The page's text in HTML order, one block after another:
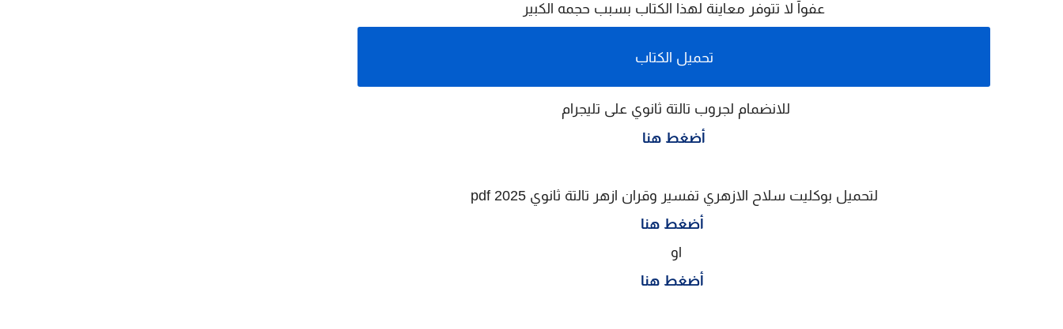
عفوآ لا تتوفر معاينة لهذا الكتاب بسبب حجمه الكبير
تحميل الكتاب
للانضمام لجروب تالتة ثانوي على تليجرام
أضغط هنا
لتحميل بوكليت سلاح الازهري تفسير وقران ازهر تالتة ثانوي 2025 pdf
أضغط هنا
او
أضغط هنا